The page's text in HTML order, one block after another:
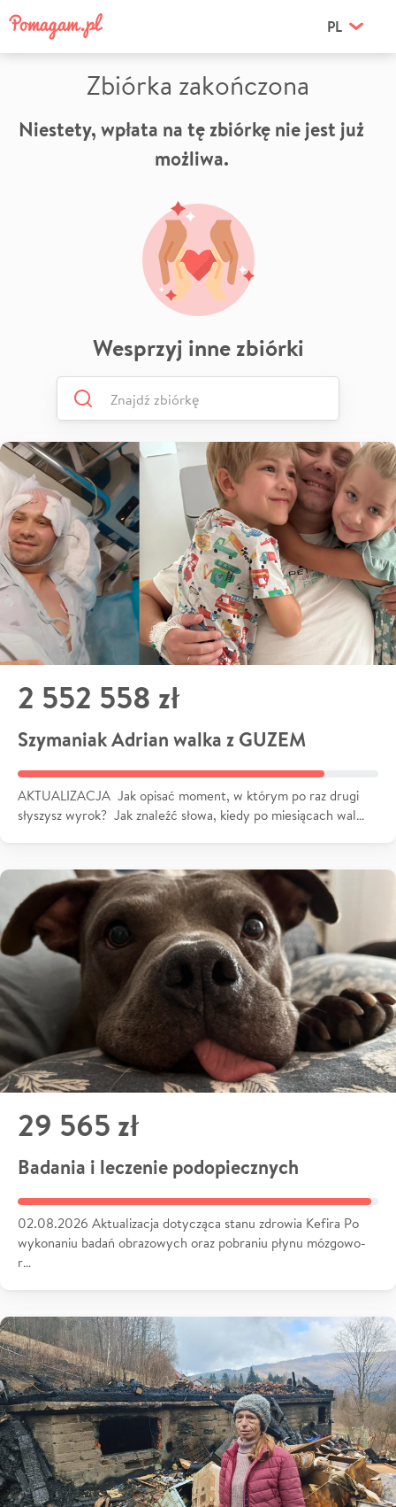
PL
Zbiórka zakończona
Niestety, wpłata na tę zbiórkę nie jest już
możliwa.
Wesprzyj inne zbiórki
2 552 558 zł
Szymaniak Adrian walka z GUZEM
AKTUALIZACJA Jak opisać moment, w którym po raz drugi
słyszysz wyrok? Jak znaleźć słowa, kiedy po miesiącach wal…
29 565 zł
Badania i leczenie podopiecznych
02.08.2026 Aktualizacja dotycząca stanu zdrowia Kefira Po
wykonaniu badań obrazowych oraz pobraniu płynu mózgowo-
r…